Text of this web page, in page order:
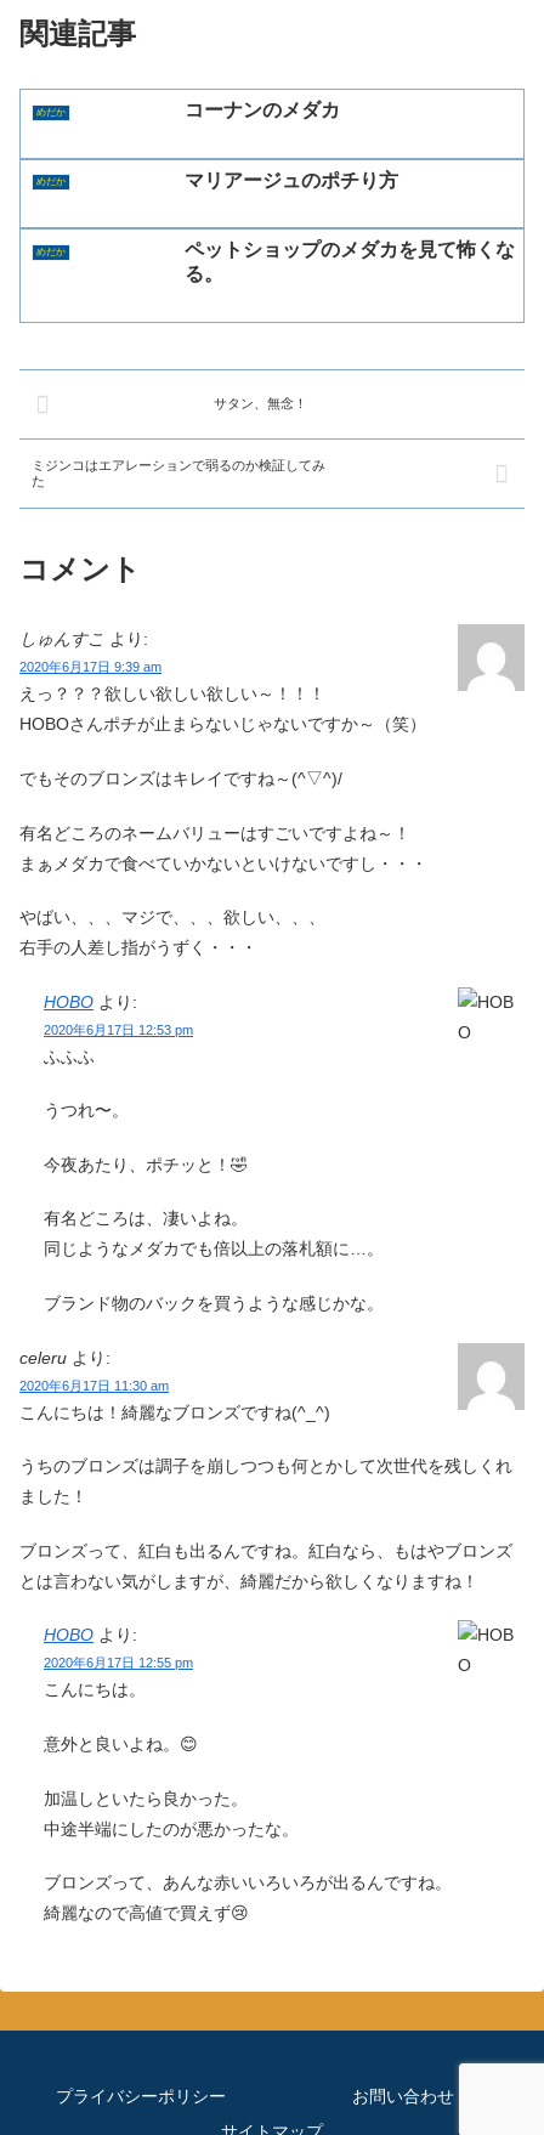
関連記事
めだか コーナンのメダカ
めだか マリアージュのポチり方
めだか
ペットショップのメダカを見て怖くな
る。
サタン、無念！
ミジンコはエアレーションで弱るのか検証してみ
た
コメント
しゅんすこ より:
2020年6月17日 9:39 am
えっ？？？欲しい欲しい欲しい～！！！
HOBOさんポチが止まらないじゃないですか～（笑）
でもそのブロンズはキレイですね～(^▽^)/
有名どころのネームバリューはすごいですよね～！
まぁメダカで食べていかないといけないですし・・・
やばい、、、マジで、、、欲しい、、、
右手の人差し指がうずく・・・
HOBO より:
2020年6月17日 12:53 pm
ふふふ
うつれ〜。
今夜あたり、ポチッと！🤣
有名どころは、凄いよね。
同じようなメダカでも倍以上の落札額に…。
ブランド物のバックを買うような感じかな。
celeru より:
2020年6月17日 11:30 am
こんにちは！綺麗なブロンズですね(^_^)
うちのブロンズは調子を崩しつつも何とかして次世代を残しくれ
ました！
ブロンズって、紅白も出るんですね。紅白なら、もはやブロンズ
とは言わない気がしますが、綺麗だから欲しくなりますね！
HOBO より:
2020年6月17日 12:55 pm
こんにちは。
意外と良いよね。😊
加温しといたら良かった。
中途半端にしたのが悪かったな。
ブロンズって、あんな赤いいろいろが出るんですね。
綺麗なので高値で買えず😢
プライバシーポリシー
お問い合わせ